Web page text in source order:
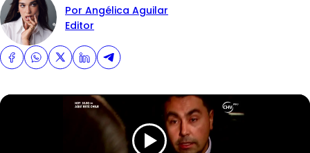
Por Angélica Aguilar
Editor